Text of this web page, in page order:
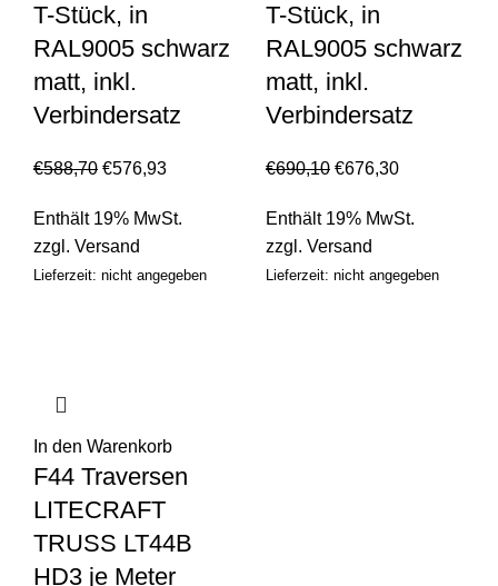
T-Stück, in
RAL9005 schwarz
matt, inkl.
Verbindersatz
€588,70 €576,93
Enthält 19% MwSt.
zzgl. Versand
Lieferzeit: nicht angegeben
T-Stück, in
RAL9005 schwarz
matt, inkl.
Verbindersatz
€690,10 €676,30
Enthält 19% MwSt.
zzgl. Versand
Lieferzeit: nicht angegeben
In den Warenkorb
F44 Traversen
LITECRAFT
TRUSS LT44B
HD3 je Meter